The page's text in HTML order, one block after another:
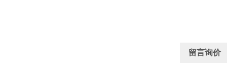
留言询价